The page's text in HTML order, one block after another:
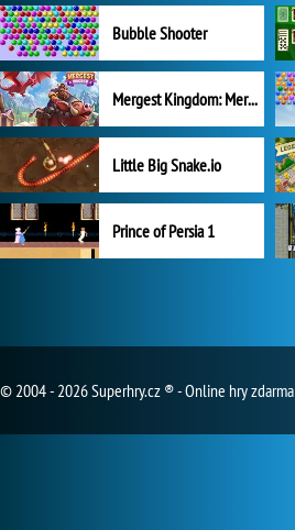
Bubble Shooter
Mergest Kingdom: Merge Puzzle
Little Big Snake.io
Prince of Persia 1
© 2004 - 2026 Superhry.cz ® - Online hry zdarma